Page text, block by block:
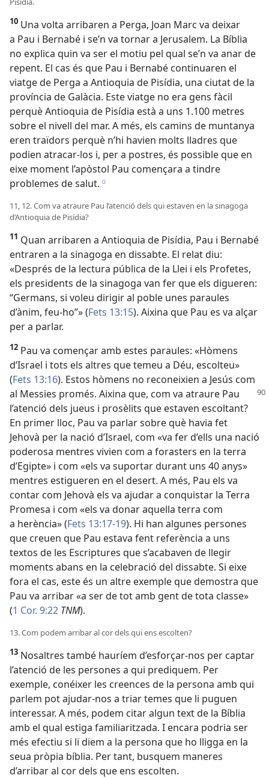
10 Una volta arribaren a Perga, Joan Marc va deixar
a Pau i Bernabé i se’n va tornar a Jerusalem. La Bíblia
no explica quin va ser el motiu pel qual se’n va anar de
repent. El cas és que Pau i Bernabé continuaren el
viatge de Perga a Antioquia de Pisídia, una ciutat de la
província de Galàcia. Este viatge no era gens fàcil
perquè Antioquia de Pisídia està a uns 1.100 metres
sobre el nivell del mar. A més, els camins de muntanya
eren traïdors perquè n’hi havien molts lladres que
podien atracar-los i, per a postres, és possible que en
eixe moment l’apòstol Pau començara a tindre
problemes de salut. h
11, 12. Com va atraure Pau l’atenció dels qui estaven en la sinagoga
d’Antioquia de Pisídia?
11 Quan arribaren a Antioquia de Pisídia, Pau i Bernabé
entraren a la sinagoga en dissabte. El relat diu:
«Després de la lectura pública de la Llei i els Profetes,
els presidents de la sinagoga van fer que els digueren:
“Germans, si voleu dirigir al poble unes paraules
d’ànim, feu-ho”» (Fets 13:15). Aixina que Pau es va alçar
per a parlar.
12 Pau va començar amb estes paraules: «Hòmens
d’Israel i tots els altres que temeu a Déu, escolteu»
(Fets 13:16). Estos hòmens no reconeixien a Jesús com
al Messies promés. Aixina que, com va atraure Pau
l’atenció dels jueus i prosèlits que estaven escoltant?
En primer lloc, Pau va parlar sobre què havia fet
Jehovà per la nació d’Israel, com «va fer d’ells una nació
poderosa mentres vivien com a forasters en la terra
d’Egipte» i com «els va suportar durant uns 40 anys»
mentres estigueren en el desert. A més, Pau els va
contar com Jehovà els va ajudar a conquistar la Terra
Promesa i com «els va donar aquella terra com
a herència» (Fets 13:17-19). Hi han algunes persones
que creuen que Pau estava fent referència a uns
textos de les Escriptures que s’acabaven de llegir
moments abans en la celebració del dissabte. Si eixe
fora el cas, este és un altre exemple que demostra que
Pau va arribar «a ser de tot amb gent de tota classe»
(1 Cor. 9:22 TNM).
13. Com podem arribar al cor dels qui ens escolten?
13 Nosaltres també hauríem d’esforçar-nos per captar
l’atenció de les persones a qui prediquem. Per
exemple, conéixer les creences de la persona amb qui
parlem pot ajudar-nos a triar temes que li puguen
interessar. A més, podem citar algun text de la Bíblia
amb el qual estiga familiaritzada. I encara podria ser
més efectiu si li diem a la persona que ho lligga en la
seua pròpia bíblia. Per tant, busquem maneres
d’arribar al cor dels que ens escolten.